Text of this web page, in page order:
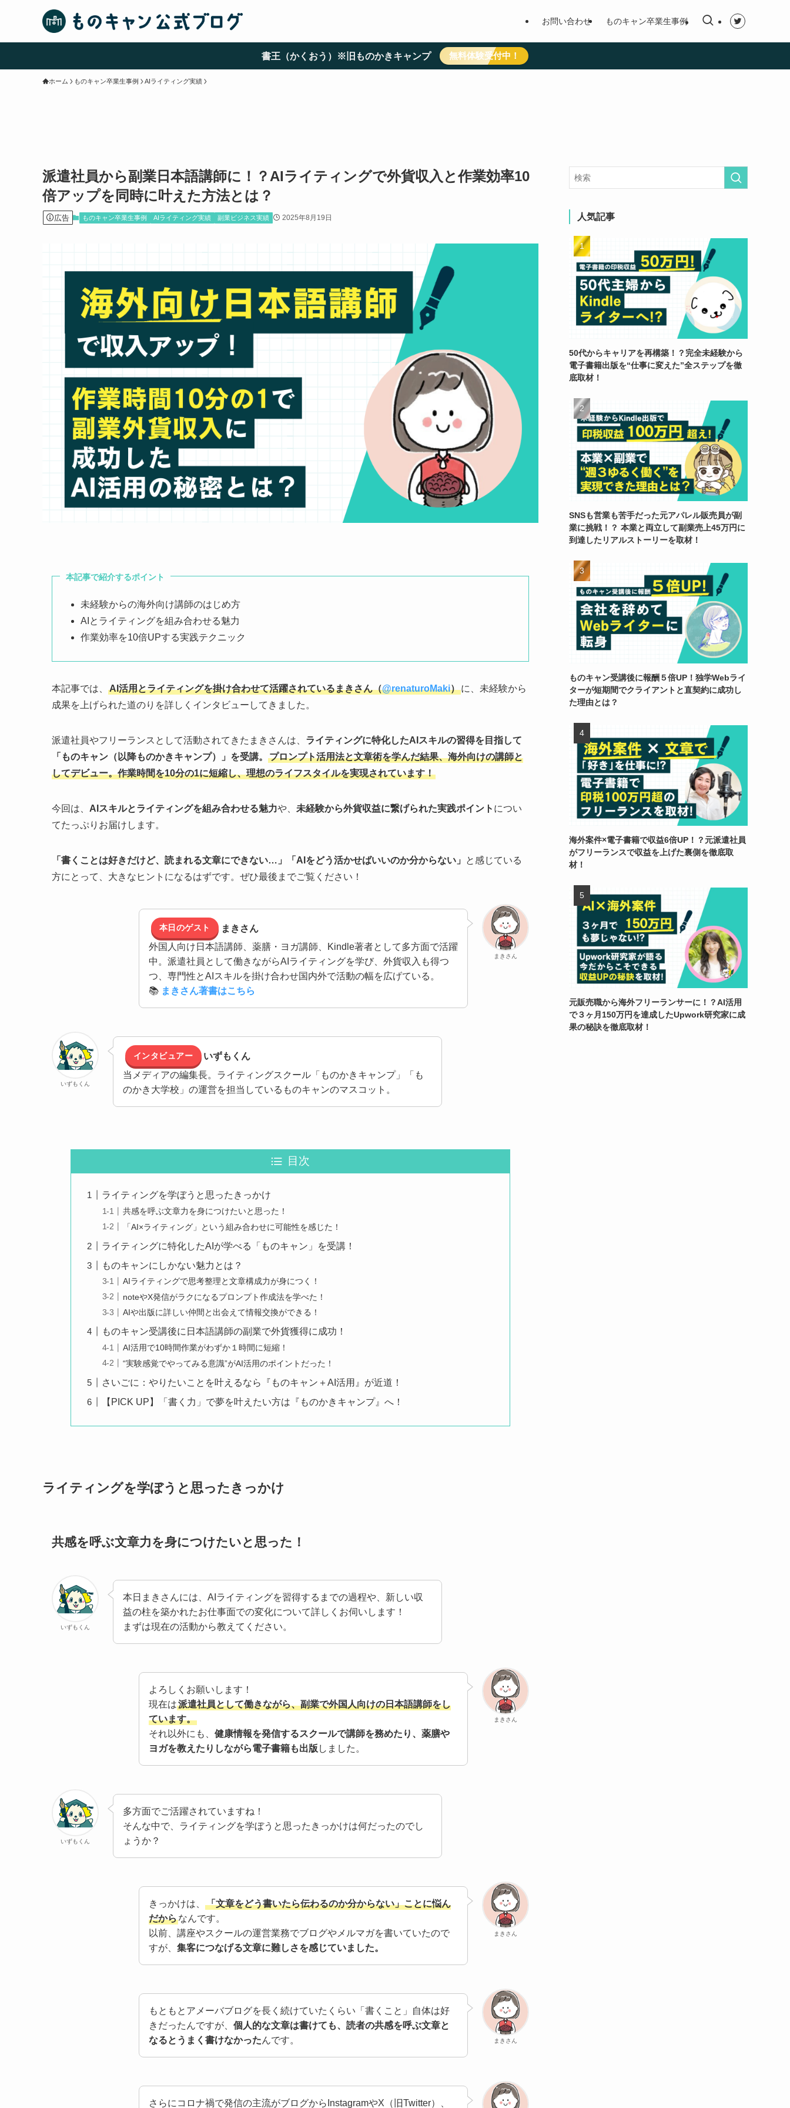
お問い合わせ ものキャン卒業生事例
書王（かくおう）※旧ものかきキャンプ 無料体験受付中！
ホーム ものキャン卒業生事例 AIライティング実績
派遣社員から副業日本語講師に！？AIライティングで外貨収入と作業効率10
倍アップを同時に叶えた方法とは？
広告 ものキャン卒業生事例 AIライティング実績 副業ビジネス実績 2025年8月19日
本記事で紹介するポイント
未経験からの海外向け講師のはじめ方
AIとライティングを組み合わせる魅力
作業効率を10倍UPする実践テクニック
本記事では、 AI活用とライティングを掛け合わせて活躍されているまきさん（@renaturoMaki）に、未経験から
成果を上げられた道のりを詳しくインタビューしてきました。
派遣社員やフリーランスとして活動されてきたまきさんは、 ライティングに特化したAIスキルの習得を目指して
「ものキャン（以降ものかきキャンプ）」を受講。
プロンプト活用法と文章術を学んだ結果、海外向けの講師と
してデビュー。作業時間を10分の1に短縮し、理想のライフスタイルを実現されています！
今回は、 AIスキルとライティングを組み合わせる魅力や、 未経験から外貨収益に繋げられた実践ポイント につい
てたっぷりお届けします。
「書くことは好きだけど、読まれる文章にできない…」「AIをどう活かせばいいのか分からない」
と感じている
方にとって、大きなヒントになるはずです。ぜひ最後までご覧ください！
まきさん
本日のゲスト
まきさん
外国人向け日本語講師、薬膳・ヨガ講師、Kindle著者として多方面で活躍
中。派遣社員として働きながらAIライティングを学び、外貨収入も得つ
つ、専門性とAIスキルを掛け合わせ国内外で活動の幅を広げている。
📚 まきさん著書はこちら
いずもくん
インタビュアー
いずもくん
当メディアの編集長。ライティングスクール「ものかきキャンプ」「も
のかき大学校」の運営を担当しているものキャンのマスコット。
目次
ライティングを学ぼうと思ったきっかけ
共感を呼ぶ文章力を身につけたいと思った！
「AI×ライティング」という組み合わせに可能性を感じた！
ライティングに特化したAIが学べる「ものキャン」を受講！
ものキャンにしかない魅力とは？
AIライティングで思考整理と文章構成力が身につく！
noteやX発信がラクになるプロンプト作成法を学べた！
AIや出版に詳しい仲間と出会えて情報交換ができる！
ものキャン受講後に日本語講師の副業で外貨獲得に成功！
AI活用で10時間作業がわずか１時間に短縮！
“実験感覚でやってみる意識”がAI活用のポイントだった！
さいごに：やりたいことを叶えるなら『ものキャン＋AI活用』が近道！
【PICK UP】「書く力」で夢を叶えたい方は『ものかきキャンプ』へ！
ライティングを学ぼうと思ったきっかけ
共感を呼ぶ文章力を身につけたいと思った！
いずもくん
本日まきさんには、AIライティングを習得するまでの過程や、新しい収
益の柱を築かれたお仕事面での変化について詳しくお伺いします！
まずは現在の活動から教えてください。
まきさん
よろしくお願いします！
現在は派遣社員として働きながら、副業で外国人向けの日本語講師をし
ています。
それ以外にも、 健康情報を発信するスクールで講師を務めたり、薬膳や
ヨガを教えたりしながら電子書籍も出版 しました。
いずもくん
多方面でご活躍されていますね！
そんな中で、ライティングを学ぼうと思ったきっかけは何だったのでし
ょうか？
まきさん
きっかけは、
「文章をどう書いたら伝わるのか分からない」ことに悩ん
だからなんです。
以前、講座やスクールの運営業務でブログやメルマガを書いていたので
すが、 集客につなげる文章に難しさを感じていました。
まきさん
もともとアメーバブログを長く続けていたくらい「書くこと」自体は好
きだったんですが、 個人的な文章は書けても、読者の共感を呼ぶ文章と
なるとうまく書けなかったんです。
さらにコロナ禍で発信の主流がブログからInstagramやX（旧Twitter）、
人気記事
50代からキャリアを再構築！？完全未経験から
電子書籍出版を“仕事に変えた”全ステップを徹
底取材！
SNSも営業も苦手だった元アパレル販売員が副
業に挑戦！？ 本業と両立して副業売上45万円に
到達したリアルストーリーを取材！
ものキャン受講後に報酬５倍UP！独学Webライ
ターが短期間でクライアントと直契約に成功し
た理由とは？
海外案件×電子書籍で収益6倍UP！？元派遣社員
がフリーランスで収益を上げた裏側を徹底取
材！
元販売職から海外フリーランサーに！？AI活用
で３ヶ月150万円を達成したUpwork研究家に成
果の秘訣を徹底取材！